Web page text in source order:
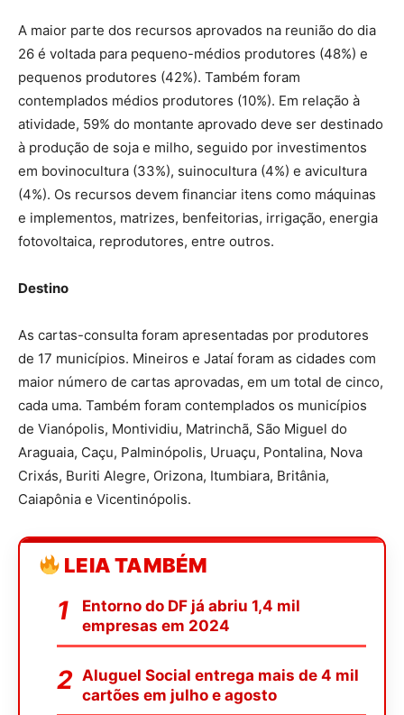
A maior parte dos recursos aprovados na reunião do dia
26 é voltada para pequeno-médios produtores (48%) e
pequenos produtores (42%). Também foram
contemplados médios produtores (10%). Em relação à
atividade, 59% do montante aprovado deve ser destinado
à produção de soja e milho, seguido por investimentos
em bovinocultura (33%), suinocultura (4%) e avicultura
(4%). Os recursos devem financiar itens como máquinas
e implementos, matrizes, benfeitorias, irrigação, energia
fotovoltaica, reprodutores, entre outros.
Destino
As cartas-consulta foram apresentadas por produtores
de 17 municípios. Mineiros e Jataí foram as cidades com
maior número de cartas aprovadas, em um total de cinco,
cada uma. Também foram contemplados os municípios
de Vianópolis, Montividiu, Matrinchã, São Miguel do
Araguaia, Caçu, Palminópolis, Uruaçu, Pontalina, Nova
Crixás, Buriti Alegre, Orizona, Itumbiara, Britânia,
Caiapônia e Vicentinópolis.
LEIA TAMBÉM
Entorno do DF já abriu 1,4 mil
empresas em 2024
Aluguel Social entrega mais de 4 mil
cartões em julho e agosto